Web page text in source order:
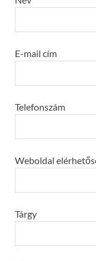
E-mail cím
Telefonszám
Weboldal
Tárgy